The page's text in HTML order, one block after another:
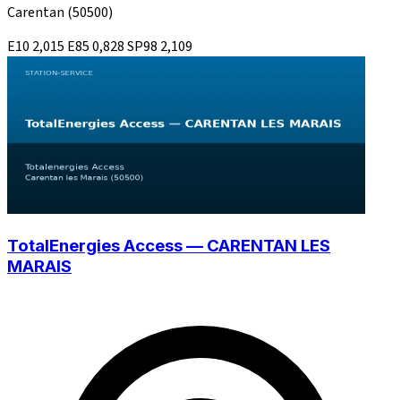
Carentan (50500)
E10 2,015 E850,828SP98 2,109
TotalEnergies Access — CARENTAN LES
MARAIS